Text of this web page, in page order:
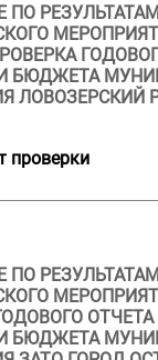
ПО
БЮДЖЕТА
ЛОВОЗЕРСКИЙ
проверки
ПО
ОТЧЕТА
БЮДЖЕТА